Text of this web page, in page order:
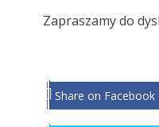
Zapraszamy do
Share on Facebook